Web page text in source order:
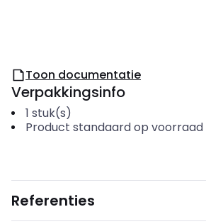
Toon documentatie
Verpakkingsinfo
1 stuk(s)
Product standaard op voorraad
Referenties